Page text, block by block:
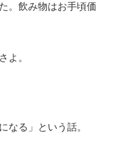
。飲み物はお手頃価
よ。
なる」という話。